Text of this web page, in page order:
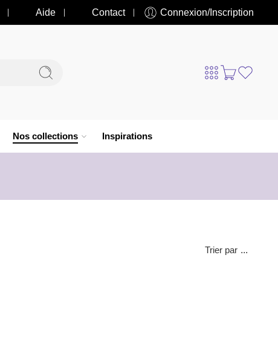
Aide Contact Connexion/Inscription
Nos collections Inspirations
Trier par ...